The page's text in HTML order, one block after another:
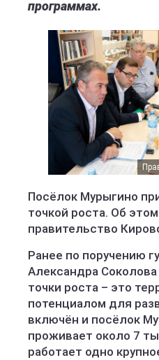
программах.
Посёлок Мурыгино
точкой роста. Об
правительство
Ранее по поручению
Александра
точки роста – это
потенциалом для
включён и посёлок
проживает около 7
работает одно